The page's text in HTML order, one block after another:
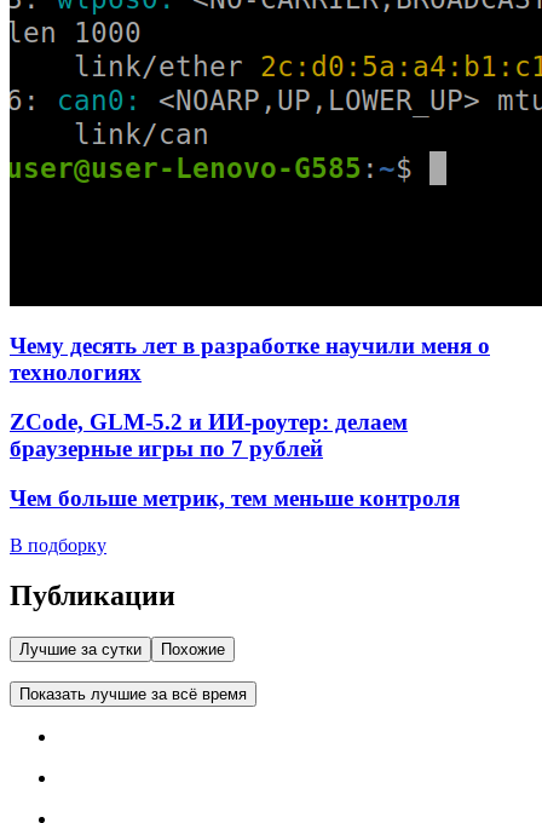
Чему десять лет в разработке научили меня о
технологиях
ZCode, GLM-5.2 и ИИ-роутер: делаем
браузерные игры по 7 рублей
Чем больше метрик, тем меньше контроля
В подборку
Публикации
Лучшие за сутки Похожие
Показать лучшие за всё время